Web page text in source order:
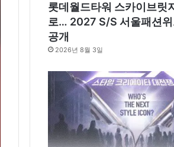
롯데월드타워 스카이브릿
로… 2027 S/S 서울패션위
공개
2026년 8월 3일